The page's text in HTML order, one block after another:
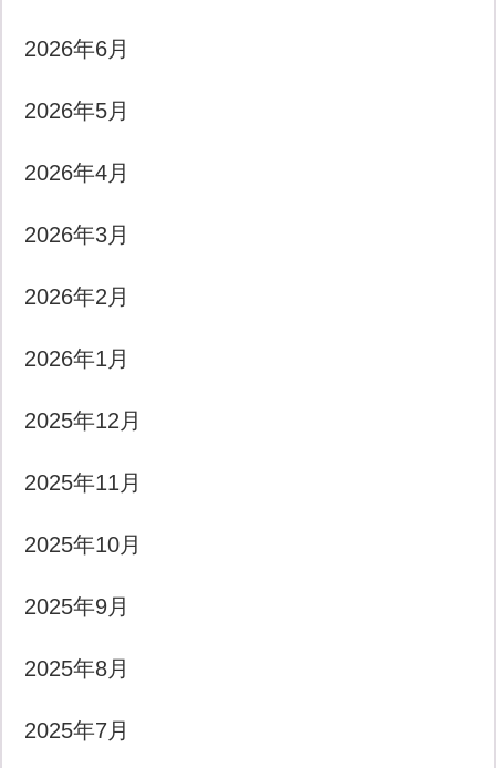
2026年6月
2026年5月
2026年4月
2026年3月
2026年2月
2026年1月
2025年12月
2025年11月
2025年10月
2025年9月
2025年8月
2025年7月